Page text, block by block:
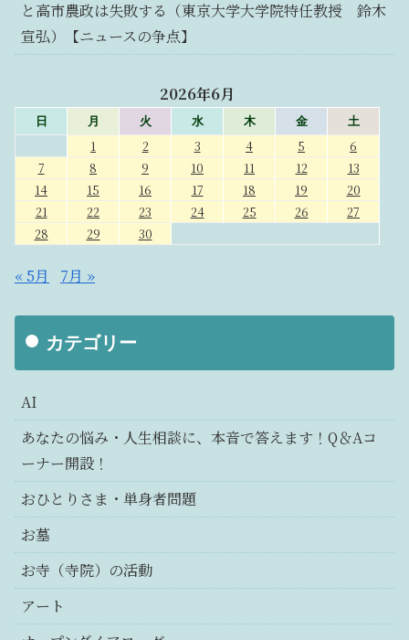
と高市農政は失敗する（東京大学大学院特任教授 鈴木
宣弘）【ニュースの争点】
2026年6月
日 月 火 水 木 金 土
1 2 3 4 5
6
7
8 9 10 11 12
13
14
15 16 17 18 19
20
21
22 23 24 25 26
27
28
29 30
« 5月 7月 »
カテゴリー
AI
あなたの悩み・人生相談に、本音で答えます！Q＆Aコ
ーナー開設！
おひとりさま・単身者問題
お墓
お寺（寺院）の活動
アート